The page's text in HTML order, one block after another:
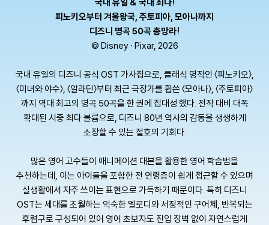
피노키오부터 겨울왕국, 주토피아, 모아나까지
디즈니 명곡 50곡 총망라!
© Disney · Pixar, 2026
국내 유일의 디즈니 공식 OST 가사집으로, 클래식 명작인 〈피노키오〉,
〈미녀와 야수〉, 〈알라딘〉부터 최근 극장가를 휩쓴 〈모아나〉, 〈주토피아〉
까지 역대 최고의 명곡 50곡을 한 권에 집대성 했다. 전작 대비 대폭
확대된 시중 최다 볼륨으로, 디즈니 80년 역사의 감동을 생생하게
소장할 수 있는 절호의 기회다.
많은 영어 고수들이 애니메이션 대본을 활용한 영어 학습법을
추천하는데, 이는 아이들을 포함한 전 연령층이 쉽게 접근할 수 있으며
실생활에서 자주 쓰이는 표현으로 가득하기 때문이다. 특히 디즈니
OST는 세대를 초월하는 익숙한 멜로디와 서정적인 구어체, 반복되는
후렴구로 구성되어 있어 영어 초보자도 진입 장벽 없이 자연스럽게